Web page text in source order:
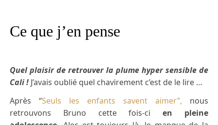
Ce que j’en pense
Quel plaisir de retrouver la plume hyper sensible de
Cali ! J’avais oublié quel chavirement c’est de le lire …
Après “Seuls les enfants savent aimer”, nous
retrouvons Bruno cette fois-cien pleine